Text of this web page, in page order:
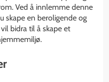
Ved å innlemme denne
skape en beroligende og
bidra til å skape et